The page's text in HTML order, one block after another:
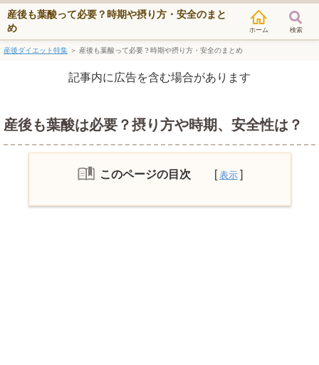
産後も葉酸って必要？時期や摂り方・安全のまと
め
検索
産後ダイエット特集 ＞ 産後も葉酸って必要？時期や摂り方・安全のまとめ
記事内に広告を含む場合があります
産後も葉酸は必要？摂り方や時期、安全性は？
このページの目次
産後に葉酸が必要な２つの理由